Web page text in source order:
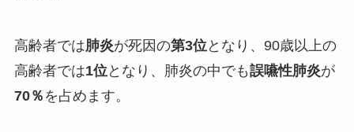
高齢者では肺炎が死因の第3位 となり、90歳以上の
高齢者では1位 となり、肺炎の中でも誤嚥性肺炎が
70％ を占めます。